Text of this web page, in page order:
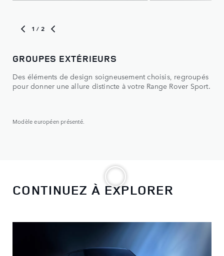
1 / 2
GROUPES EXTÉRIEURS
Des éléments de design soigneusement choisis, regroupés
pour donner une allure distincte à votre Range Rover Sport.
Modèle européen présenté.
CONTINUEZ À EXPLORER